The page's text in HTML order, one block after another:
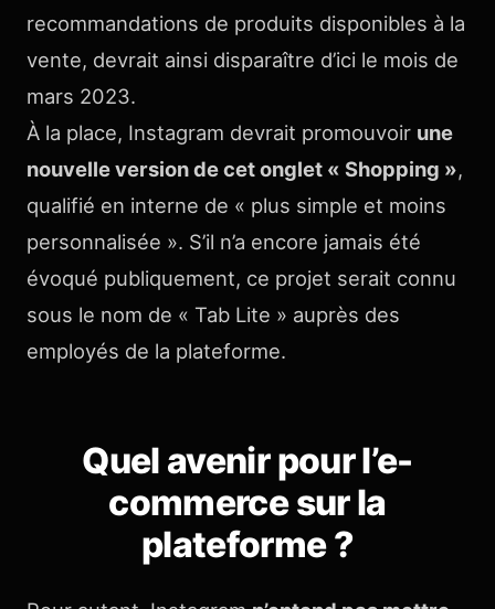
recommandations de produits disponibles à la
vente, devrait ainsi disparaître d’ici le mois de
mars 2023.
À la place, Instagram devrait promouvoir une
nouvelle version de cet onglet « Shopping »,
qualifié en interne de « plus simple et moins
personnalisée ». S’il n’a encore jamais été
évoqué publiquement, ce projet serait connu
sous le nom de « Tab Lite » auprès des
employés de la plateforme.
Quel avenir pour l’e-
commerce sur la
plateforme ?